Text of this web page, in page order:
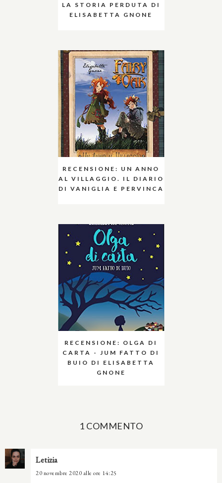
LA STORIA PERDUTA DI
ELISABETTA GNONE
RECENSIONE: UN ANNO
AL VILLAGGIO. IL DIARIO
DI VANIGLIA E PERVINCA
RECENSIONE: OLGA DI
CARTA - JUM FATTO DI
BUIO DI ELISABETTA
GNONE
1 COMMENTO
Letizia
20 novembre 2020 alle ore 14:25